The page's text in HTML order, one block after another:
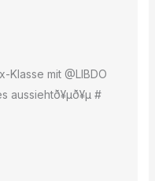
Klasse mit @LIBDO
aussiehtð¥μð¥μ #